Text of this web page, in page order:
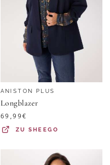
ANISTON PLUS
Longblazer
69,99€
ZU SHEEGO